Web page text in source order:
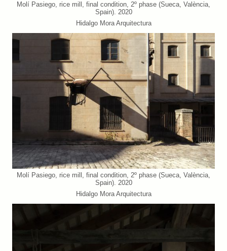
Molí Pasiego, rice mill, final condition, 2º phase (Sueca, València,
Spain). 2020
Hidalgo Mora Arquitectura
Molí Pasiego, rice mill, final condition, 2º phase (Sueca, València,
Spain). 2020
Hidalgo Mora Arquitectura